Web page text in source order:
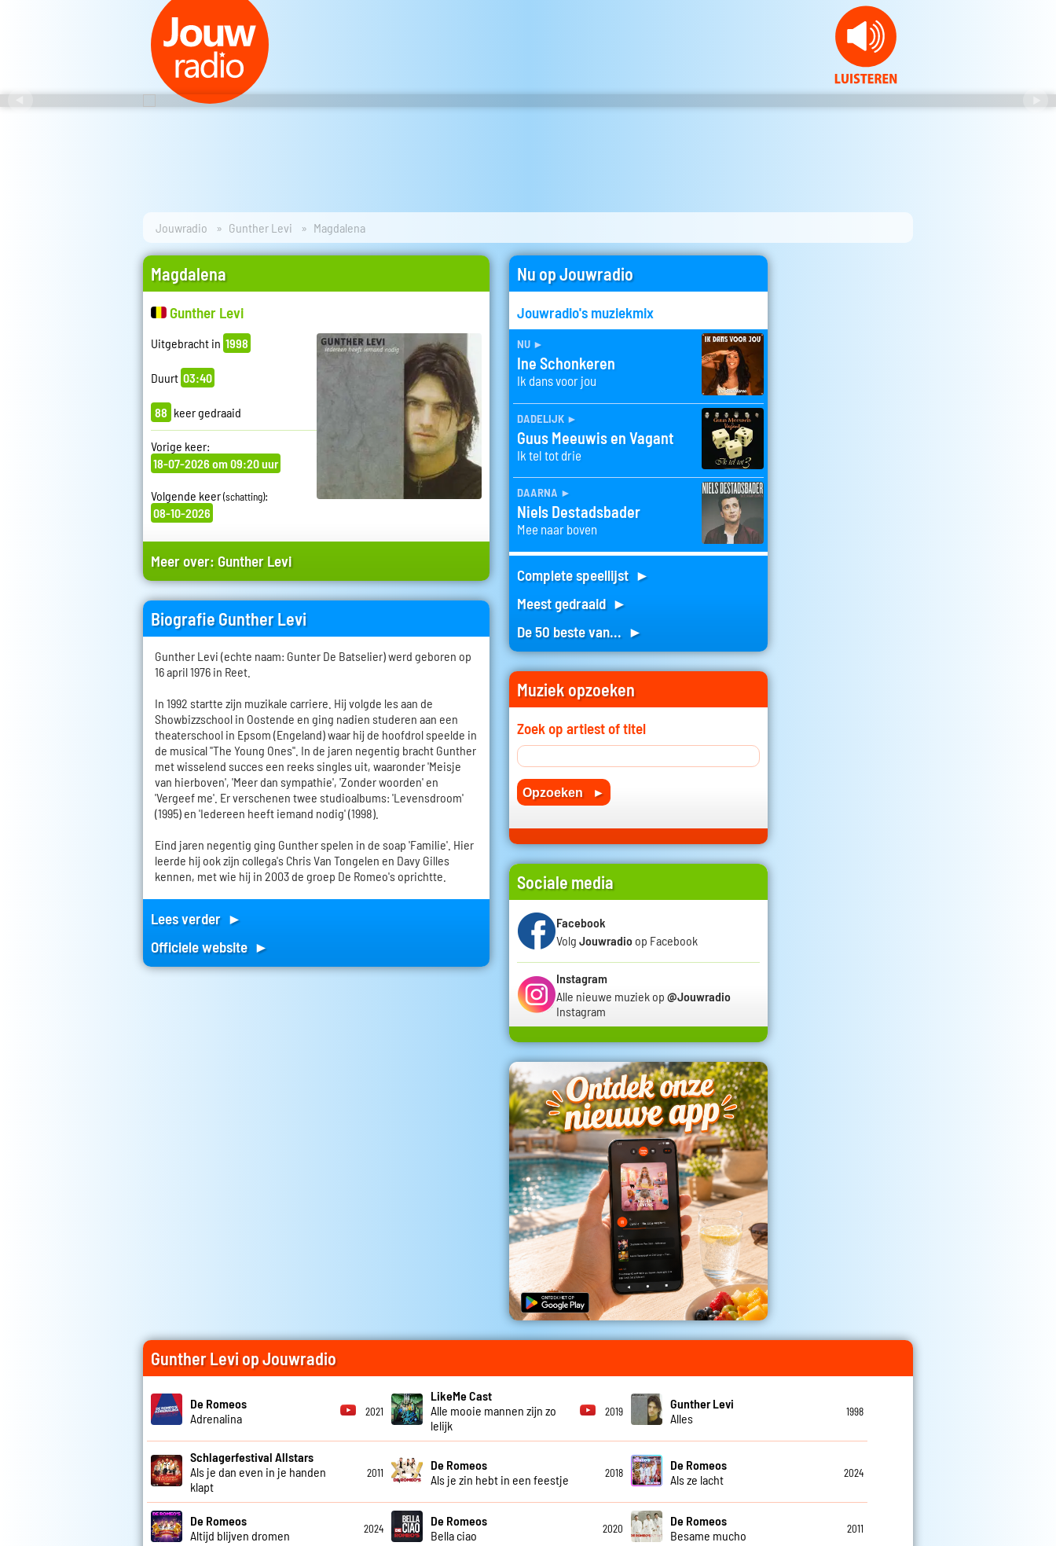
Jouwradio Gunther Levi Magdalena
Magdalena
Gunther Levi
Uitgebracht in 1998
Duurt 03:40
88 keer gedraaid
Vorige keer:
18-07-2026 om 09:20 uur
Volgende keer(schatting):
08-10-2026
Meer over: Gunther Levi
Biografie Gunther Levi
Gunther Levi (echte naam: Gunter De Batselier) werd geboren op
16 april 1976 in Reet.
In 1992 startte zijn muzikale carriere. Hij volgde les aan de
Showbizzschool in Oostende en ging nadien studeren aan een
theaterschool in Epsom (Engeland) waar hij de hoofdrol speelde in
de musical "The Young Ones". In de jaren negentig bracht Gunther
met wisselend succes een reeks singles uit, waaronder 'Meisje
van hierboven', 'Meer dan sympathie', 'Zonder woorden' en
'Vergeef me'. Er verschenen twee studioalbums: 'Levensdroom'
(1995) en 'Iedereen heeft iemand nodig' (1998).
Eind jaren negentig ging Gunther spelen in de soap 'Familie'. Hier
leerde hij ook zijn collega's Chris Van Tongelen en Davy Gilles
kennen, met wie hij in 2003 de groep De Romeo's oprichtte.
Lees verder ►
Officiele website ►
Nu op Jouwradio
Jouwradio's muziekmix
nu ►
Ine Schonkeren
Ik dans voor jou
dadelijk ►
Guus Meeuwis en Vagant
Ik tel tot drie
daarna ►
Niels Destadsbader
Mee naar boven
Complete speellijst ►
Meest gedraaid ►
De 50 beste van... ►
Muziek opzoeken
Zoek op artiest of titel
Sociale media
Facebook
Volg Jouwradio op Facebook
Instagram
Alle nieuwe muziek op @Jouwradio
Instagram
Gunther Levi op Jouwradio
De Romeos
Adrenalina
2021
LikeMe Cast
Alle mooie mannen zijn zo
lelijk
2019
Gunther Levi
Alles
1998
Schlagerfestival Allstars
Als je dan even in je handen
klapt
2011
De Romeos
Als je zin hebt in een feestje
2018
De Romeos
Als ze lacht
2024
De Romeos
Altijd blijven dromen
2024
De Romeos
Bella ciao
2020
De Romeos
Besame mucho
2011